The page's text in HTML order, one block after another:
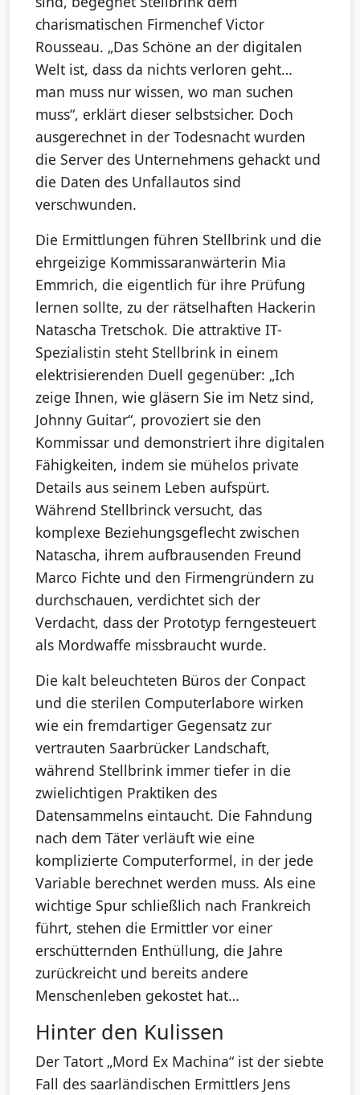
charismatischen Firmenchef Victor
Rousseau. „Das Schöne an der digitalen
Welt ist, dass da nichts verloren geht…
man muss nur wissen, wo man suchen
muss“, erklärt dieser selbstsicher. Doch
ausgerechnet in der Todesnacht wurden
die Server des Unternehmens gehackt und
die Daten des Unfallautos sind
verschwunden.
Die Ermittlungen führen Stellbrink und die
ehrgeizige Kommissaranwärterin Mia
Emmrich, die eigentlich für ihre Prüfung
lernen sollte, zu der rätselhaften Hackerin
Natascha Tretschok. Die attraktive IT-
Spezialistin steht Stellbrink in einem
elektrisierenden Duell gegenüber: „Ich
zeige Ihnen, wie gläsern Sie im Netz sind,
Johnny Guitar“, provoziert sie den
Kommissar und demonstriert ihre digitalen
Fähigkeiten, indem sie mühelos private
Details aus seinem Leben aufspürt.
Während Stellbrinck versucht, das
komplexe Beziehungsgeflecht zwischen
Natascha, ihrem aufbrausenden Freund
Marco Fichte und den Firmengründern zu
durchschauen, verdichtet sich der
Verdacht, dass der Prototyp ferngesteuert
als Mordwaffe missbraucht wurde.
Die kalt beleuchteten Büros der Conpact
und die sterilen Computerlabore wirken
wie ein fremdartiger Gegensatz zur
vertrauten Saarbrücker Landschaft,
während Stellbrink immer tiefer in die
zwielichtigen Praktiken des
Datensammelns eintaucht. Die Fahndung
nach dem Täter verläuft wie eine
komplizierte Computerformel, in der jede
Variable berechnet werden muss. Als eine
wichtige Spur schließlich nach Frankreich
führt, stehen die Ermittler vor einer
erschütternden Enthüllung, die Jahre
zurückreicht und bereits andere
Menschenleben gekostet hat…
Hinter den Kulissen
Der Tatort „Mord Ex Machina“ ist der siebte
Fall des saarländischen Ermittlers Jens